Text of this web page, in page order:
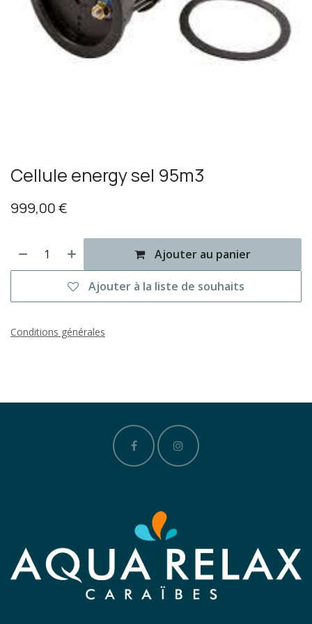
Cellule energy sel 95m3
999,00€
Ajouter au panier
Ajouter à la liste de souhaits
Conditions générales